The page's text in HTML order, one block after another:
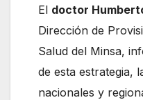
El doctor
Dirección de
Salud del Minsa,
de esta estrategia,
nacionales y